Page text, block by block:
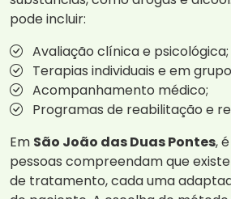
pode incluir:
Avaliação clínica e psicológica;
Terapias individuais e em
Acompanhamento médico;
Programas de reabilitação e
Em São João das Duas Pontes,
pessoas compreendam que
de tratamento, cada uma